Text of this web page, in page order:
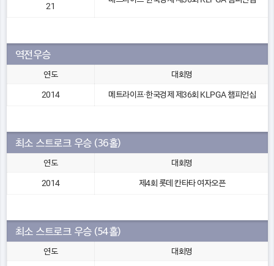
21
역전우승
연도 대회명
2014 메트라이프·한국경제 제36회 KLPGA 챔피언십
최소 스트로크 우승 (36홀)
연도 대회명
2014 제4회 롯데 칸타타 여자오픈
최소 스트로크 우승 (54홀)
연도 대회명